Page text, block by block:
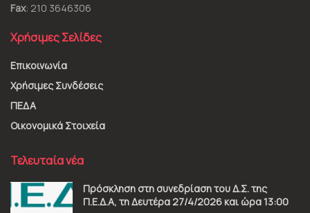
Fax: 210 3646306
Χρήσιμες Σελίδες
Επικοινωνία
Χρήσιμες Συνδέσεις
ΠΕΔΑ
Οικονομικά Στοιχεία
Τελευταία νέα
Πρόσκληση στη συνεδρίαση του Δ.Σ. της
Π.Ε.Δ.Α, τη Δευτέρα 27/4/2026 και ώρα 13:00